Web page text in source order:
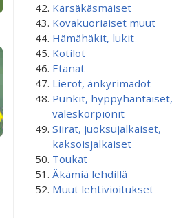
Kärsäkäsmäiset
Kovakuoriaiset muut
Hämähäkit, lukit
Kotilot
Etanat
Lierot, änkyrimadot
Punkit, hyppyhäntäiset,
valeskorpionit
Siirat, juoksujalkaiset,
kaksoisjalkaiset
Toukat
Äkämiä lehdillä
Muut lehtivioitukset